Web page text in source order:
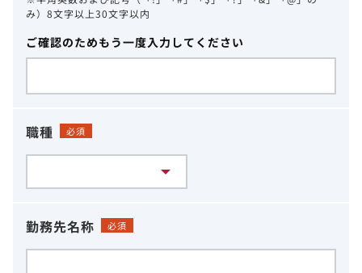
み）8文字以上30文字以内
ご確認のためもう一度入力してください
職種 必須
勤務先名称 必須